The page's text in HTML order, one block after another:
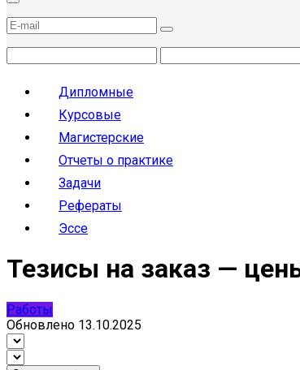
Дипломные
Курсовые
Магистерские
Отчеты о практике
Задачи
Рефераты
Эссе
Тезисы на заказ —
Работы
Обновлено 13.10.2025